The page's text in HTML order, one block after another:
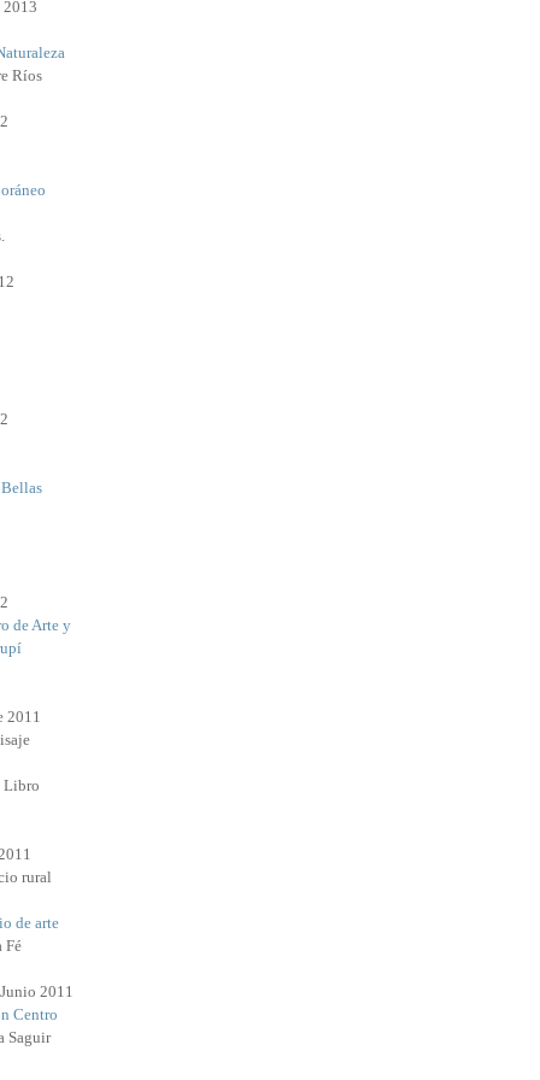
2013
Ríos
de Arte y
2011
Libro
rural
de arte
Fé
2011
Centro
Saguir